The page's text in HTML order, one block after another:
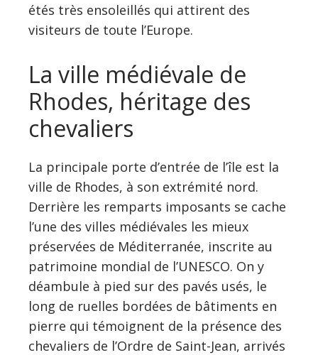
étés très ensoleillés qui attirent des
visiteurs de toute l’Europe.
La ville médiévale de
Rhodes, héritage des
chevaliers
La principale porte d’entrée de l’île est la
ville de Rhodes, à son extrémité nord.
Derrière les remparts imposants se cache
l’une des villes médiévales les mieux
préservées de Méditerranée, inscrite au
patrimoine mondial de l’UNESCO. On y
déambule à pied sur des pavés usés, le
long de ruelles bordées de bâtiments en
pierre qui témoignent de la présence des
chevaliers de l’Ordre de Saint-Jean, arrivés